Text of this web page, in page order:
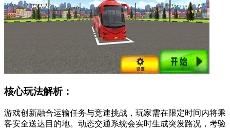
核心玩法解析：
游戏创新融合运输任务与竞速挑战，玩家需在限定时间内将乘
客安全送达目的地。动态交通系统会实时生成突发路况，考验